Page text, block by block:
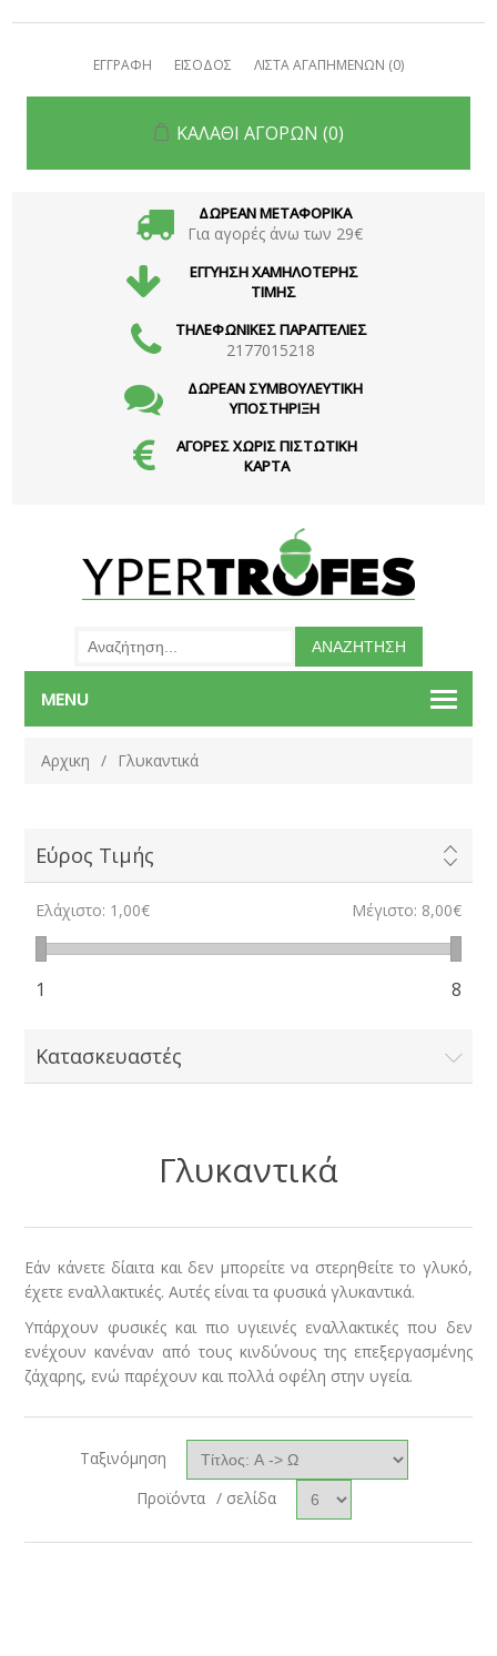
ΕΓΓΡΑΦΗ ΕΙΣΟΔΟΣ ΛΙΣΤΑ ΑΓΑΠΗΜΕΝΩΝ (0)
ΚΑΛΑΘΙ ΑΓΟΡΩΝ (0)
ΔΩΡΕΑΝ ΜΕΤΑΦΟΡΙΚΑ
Για αγορές άνω των 29€
ΕΓΓΥΗΣΗ ΧΑΜΗΛΟΤΕΡΗΣ
ΤΙΜΗΣ
ΤΗΛΕΦΩΝΙΚΕΣ ΠΑΡΑΓΓΕΛΙΕΣ
2177015218
ΔΩΡΕΑΝ ΣΥΜΒΟΥΛΕΥΤΙΚΗ
ΥΠΟΣΤΗΡΙΞΗ
ΑΓΟΡΕΣ ΧΩΡΙΣ ΠΙΣΤΩΤΙΚΗ
ΚΑΡΤΑ
MENU
Αρχικη / Γλυκαντικά
Εύρος Τιμής
Ελάχιστο: 1,00€ Μέγιστο: 8,00€
1 8
Κατασκευαστές
Γλυκαντικά
Εάν κάνετε δίαιτα και δεν μπορείτε να στερηθείτε το γλυκό,
έχετε εναλλακτικές. Αυτές είναι τα φυσικά γλυκαντικά.
Υπάρχουν φυσικές και πιο υγιεινές εναλλακτικές που δεν
ενέχουν κανέναν από τους κινδύνους της επεξεργασμένης
ζάχαρης, ενώ παρέχουν και πολλά οφέλη στην υγεία.
Ταξινόμηση
Προϊόντα / σελίδα